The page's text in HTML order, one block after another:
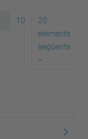
10
20
elements
següents
>